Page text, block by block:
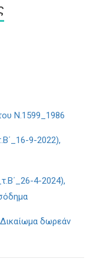
Ν.1599_1986
9-2022),
4-2024),
δωρεάν